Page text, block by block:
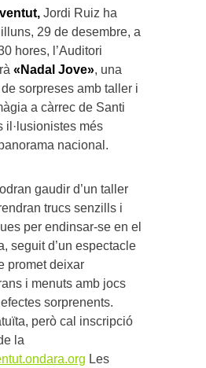
Jordi Ruiz ha
29 de desembre, a
hores, l’Auditori
«Nadal Jove», una
sorpreses amb taller i
a càrrec de Santi
il·lusionistes més
nacional.
gaudir d’un taller
trucs senzills i
per endinsar-se en el
seguit d’un espectacle
promet deixar
i menuts amb jocs
sorprenents.
però cal inscripció
la
Les